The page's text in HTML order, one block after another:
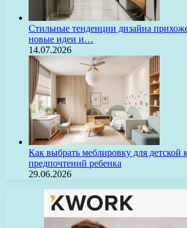
Стильные тенденции дизайна
новые идеи и…
14.07.2026
Как выбрать меблировку для детской
предпочтений ребенка
29.06.2026